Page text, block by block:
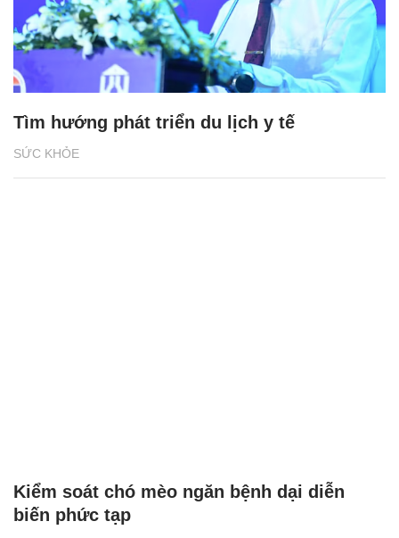
SỨC KHỎE
Tìm hướng phát triển du lịch y tế
Kiểm soát chó mèo ngăn bệnh dại diễn
biến phức tạp